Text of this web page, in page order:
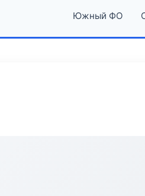
Южный ФО